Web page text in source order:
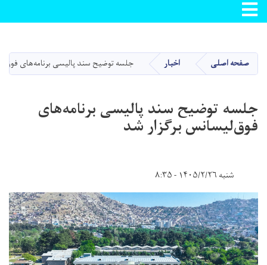
main
content
Toggle navigation
صفحه اصلی اخبار جلسه توضیح سند پالیسی برنامه‌های
جلسه توضیح سند پالیسی برنامه‌های
فوق‌لیسانس برگزار شد
شنبه ۱۴۰۵/۲/۲۶ - ۸:۳۵